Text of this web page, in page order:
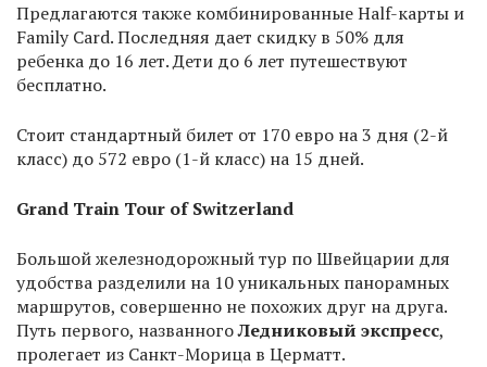
Предлагаются также комбинированные Half-карты и
Family Card. Последняя дает скидку в 50% для
ребенка до 16 лет. Дети до 6 лет путешествуют
бесплатно.
Стоит стандартный билет от 170 евро на 3 дня (2-й
класс) до 572 евро (1-й класс) на 15 дней.
Grand Train Tour ofSwitzerland
Большой железнодорожный тур по Швейцарии для
удобства разделили на 10 уникальных панорамных
маршрутов, совершенно не похожих друг на друга.
Путь первого, названногоЛедниковый экспресс,
пролегает из Санкт-Морица в Церматт.